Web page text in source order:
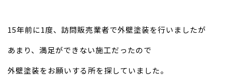
15年前に1度、訪問販売業者で外壁塗装を行いましたが
あまり、満足ができない施工だったので
外壁塗装をお願いする所を探していました。